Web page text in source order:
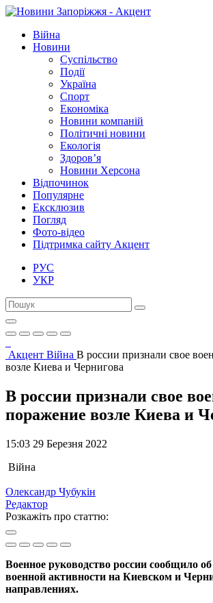
Війна
Новини
Суспільство
Події
Україна
Спорт
Економіка
Новини компаній
Політичні новини
Екологія
Здоров’я
Новини Херсона
Відпочинок
Популярне
Ексклюзив
Погляд
Фото-відео
Підтримка сайту Акцент
РУС
УКР
Акцент Війна В россии признали свое
возле Киева и Чернигова
В россии признали свое
поражение возле Киева и
15:03 29 Березня 2022
Війна
Олександр Чубукін
Редактор
Розкажіть про статтю:
Военное руководство россии сообщило
военной активности на Киевском и
направлениях.